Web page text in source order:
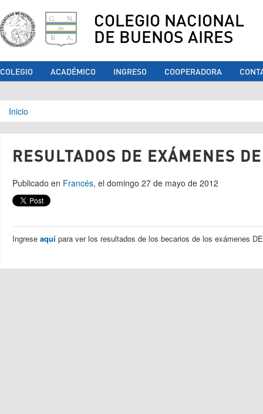
COLEGIO NACIONAL
DE BUENOS AIRES
COLEGIO ACADÉMICO INGRESO COOPERADORA
Se encuentra usted aquí
Inicio
RESULTADOS DE EXÁMENES
Publicado en Francés, el domingo 27 de mayo de 2012
Ingrese aquí para ver los resultados de los becarios de los exámenes